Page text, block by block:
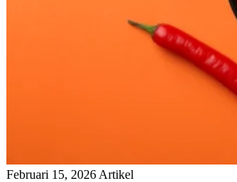
Februari 15, 2026 Artikel